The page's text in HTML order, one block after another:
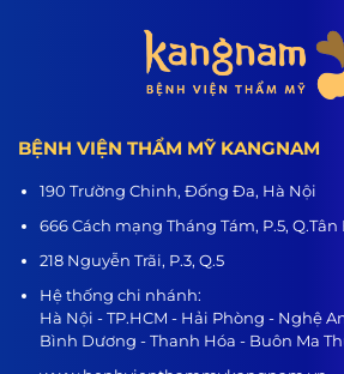
BỆNH VIỆN THẨM MỸ KANGNAM
190 Trường Chinh, Đống Đa, Hà Nội
666 Cách mạng Tháng Tám, P.5, Q.Tân
218 Nguyễn Trãi, P.3, Q.5
Hệ thống chi nhánh:
Hà Nội - TP.HCM - Hải Phòng - Nghệ
Bình Dương - Thanh Hóa - Buôn Ma